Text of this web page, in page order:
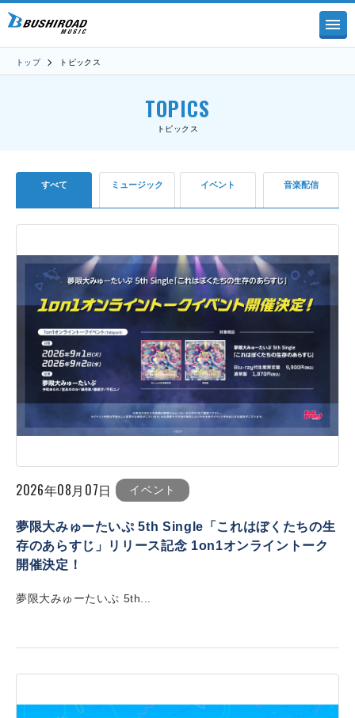
トップ トピックス
TOPICS
トピックス
すべて ミュージック イベント 音楽配信
2026年08月07日 イベント
夢限大みゅーたいぷ 5th Single「これはぼくたちの生
存のあらすじ」リリース記念 1on1オンライントーク
開催決定！
夢限大みゅーたいぷ 5th...